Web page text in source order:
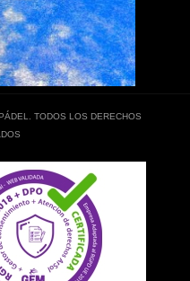
TODOS LOS DERECHOS